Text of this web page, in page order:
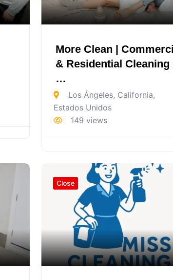
More Clean |
& Residential Cleaning
…
Los Ángeles, California,
Estados Unidos
149 views
Close